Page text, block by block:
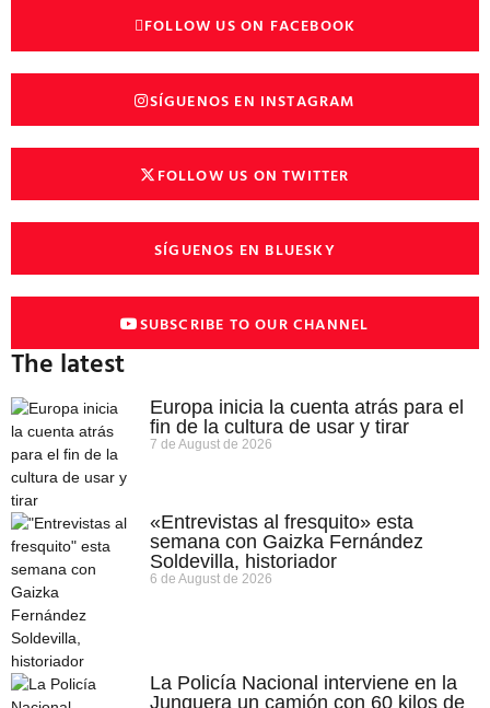
FOLLOW US ON FACEBOOK
SÍGUENOS EN INSTAGRAM
FOLLOW US ON TWITTER
SÍGUENOS EN BLUESKY
SUBSCRIBE TO OUR CHANNEL
The latest
Europa inicia la cuenta atrás para el
fin de la cultura de usar y tirar
7 de August de 2026
«Entrevistas al fresquito» esta
semana con Gaizka Fernández
Soldevilla, historiador
6 de August de 2026
La Policía Nacional interviene en la
Junquera un camión con 60 kilos de